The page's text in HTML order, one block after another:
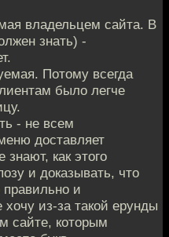
владельцем сайта. В
знать) -
Потому всегда
было легче
- не всем
доставляет
как этого
и доказывать, что
правильно и
хочу из-за такой ерунды
сайте, которым